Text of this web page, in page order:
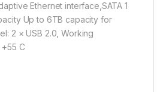
Ethernet interface,SATA 1
Up to 6TB capacity for
2 × USB 2.0, Working
C